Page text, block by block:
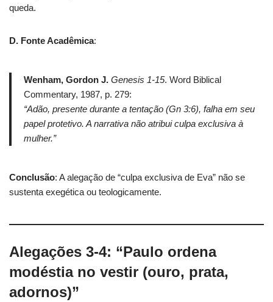
queda.
D. Fonte Acadêmica:
Wenham, Gordon J. Genesis 1-15. Word Biblical
Commentary, 1987, p. 279:
“Adão, presente durante a tentação (Gn 3:6), falha em seu
papel protetivo. A narrativa não atribui culpa exclusiva à
mulher.”
Conclusão: A alegação de “culpa exclusiva de Eva” não se
sustenta exegética ou teologicamente.
Alegações 3-4: “Paulo ordena
modéstia no vestir (ouro, prata,
adornos)”